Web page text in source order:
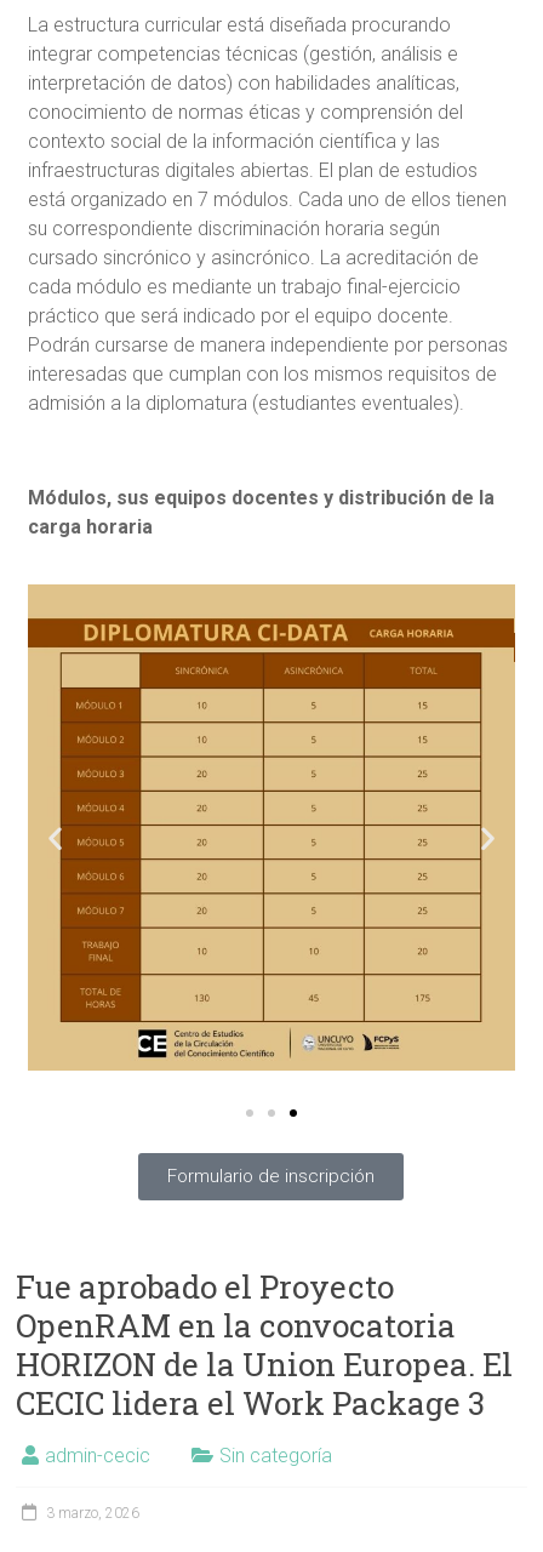
La estructura curricular está diseñada procurando
integrar competencias técnicas (gestión, análisis e
interpretación de datos) con habilidades analíticas,
conocimiento de normas éticas y comprensión del
contexto social de la información científica y las
infraestructuras digitales abiertas. El plan de estudios
está organizado en 7 módulos. Cada uno de ellos tienen
su correspondiente discriminación horaria según
cursado sincrónico y asincrónico. La acreditación de
cada módulo es mediante un trabajo final-ejercicio
práctico que será indicado por el equipo docente.
Podrán cursarse de manera independiente por personas
interesadas que cumplan con los mismos requisitos de
admisión a la diplomatura (estudiantes eventuales).
Módulos, sus equipos docentes y distribución de la
carga horaria
Formulario de inscripción
Fue aprobado el Proyecto
OpenRAM en la convocatoria
HORIZON de la Union Europea. El
CECIC lidera el Work Package 3
admin-cecic Sin categoría
3 marzo, 2026